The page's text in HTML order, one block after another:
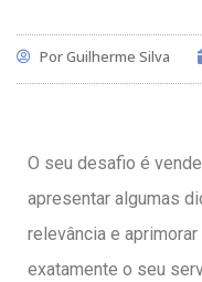
PorGuilherme Silva
O seu desafio é
apresentar algumas
relevância e
exatamente o seu